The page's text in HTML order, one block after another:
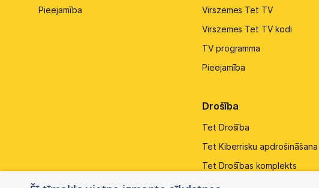
Pieejamība
Virszemes Tet TV
Virszemes Tet TV kodi
TV programma
Pieejamība
Drošība
Tet Drošība
Tet Kiberrisku apdrošināšana
Tet Drošības komplekts